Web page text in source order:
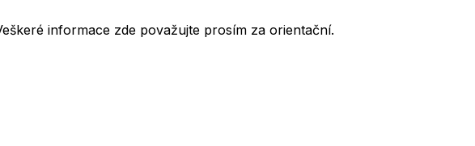
informace zde považujte prosím za orientační.